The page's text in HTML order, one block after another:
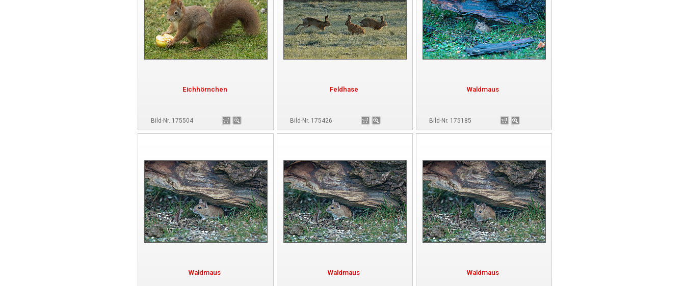
Eichhörnchen
Bild-Nr. 175504
Feldhase
Bild-Nr. 175426
Waldmaus
Bild-Nr. 175185
Waldmaus Waldmaus Waldmaus